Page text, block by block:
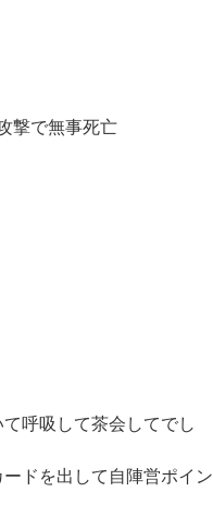
撃で無事死亡
呼吸して茶会してでし
ドを出して自陣営ポイン